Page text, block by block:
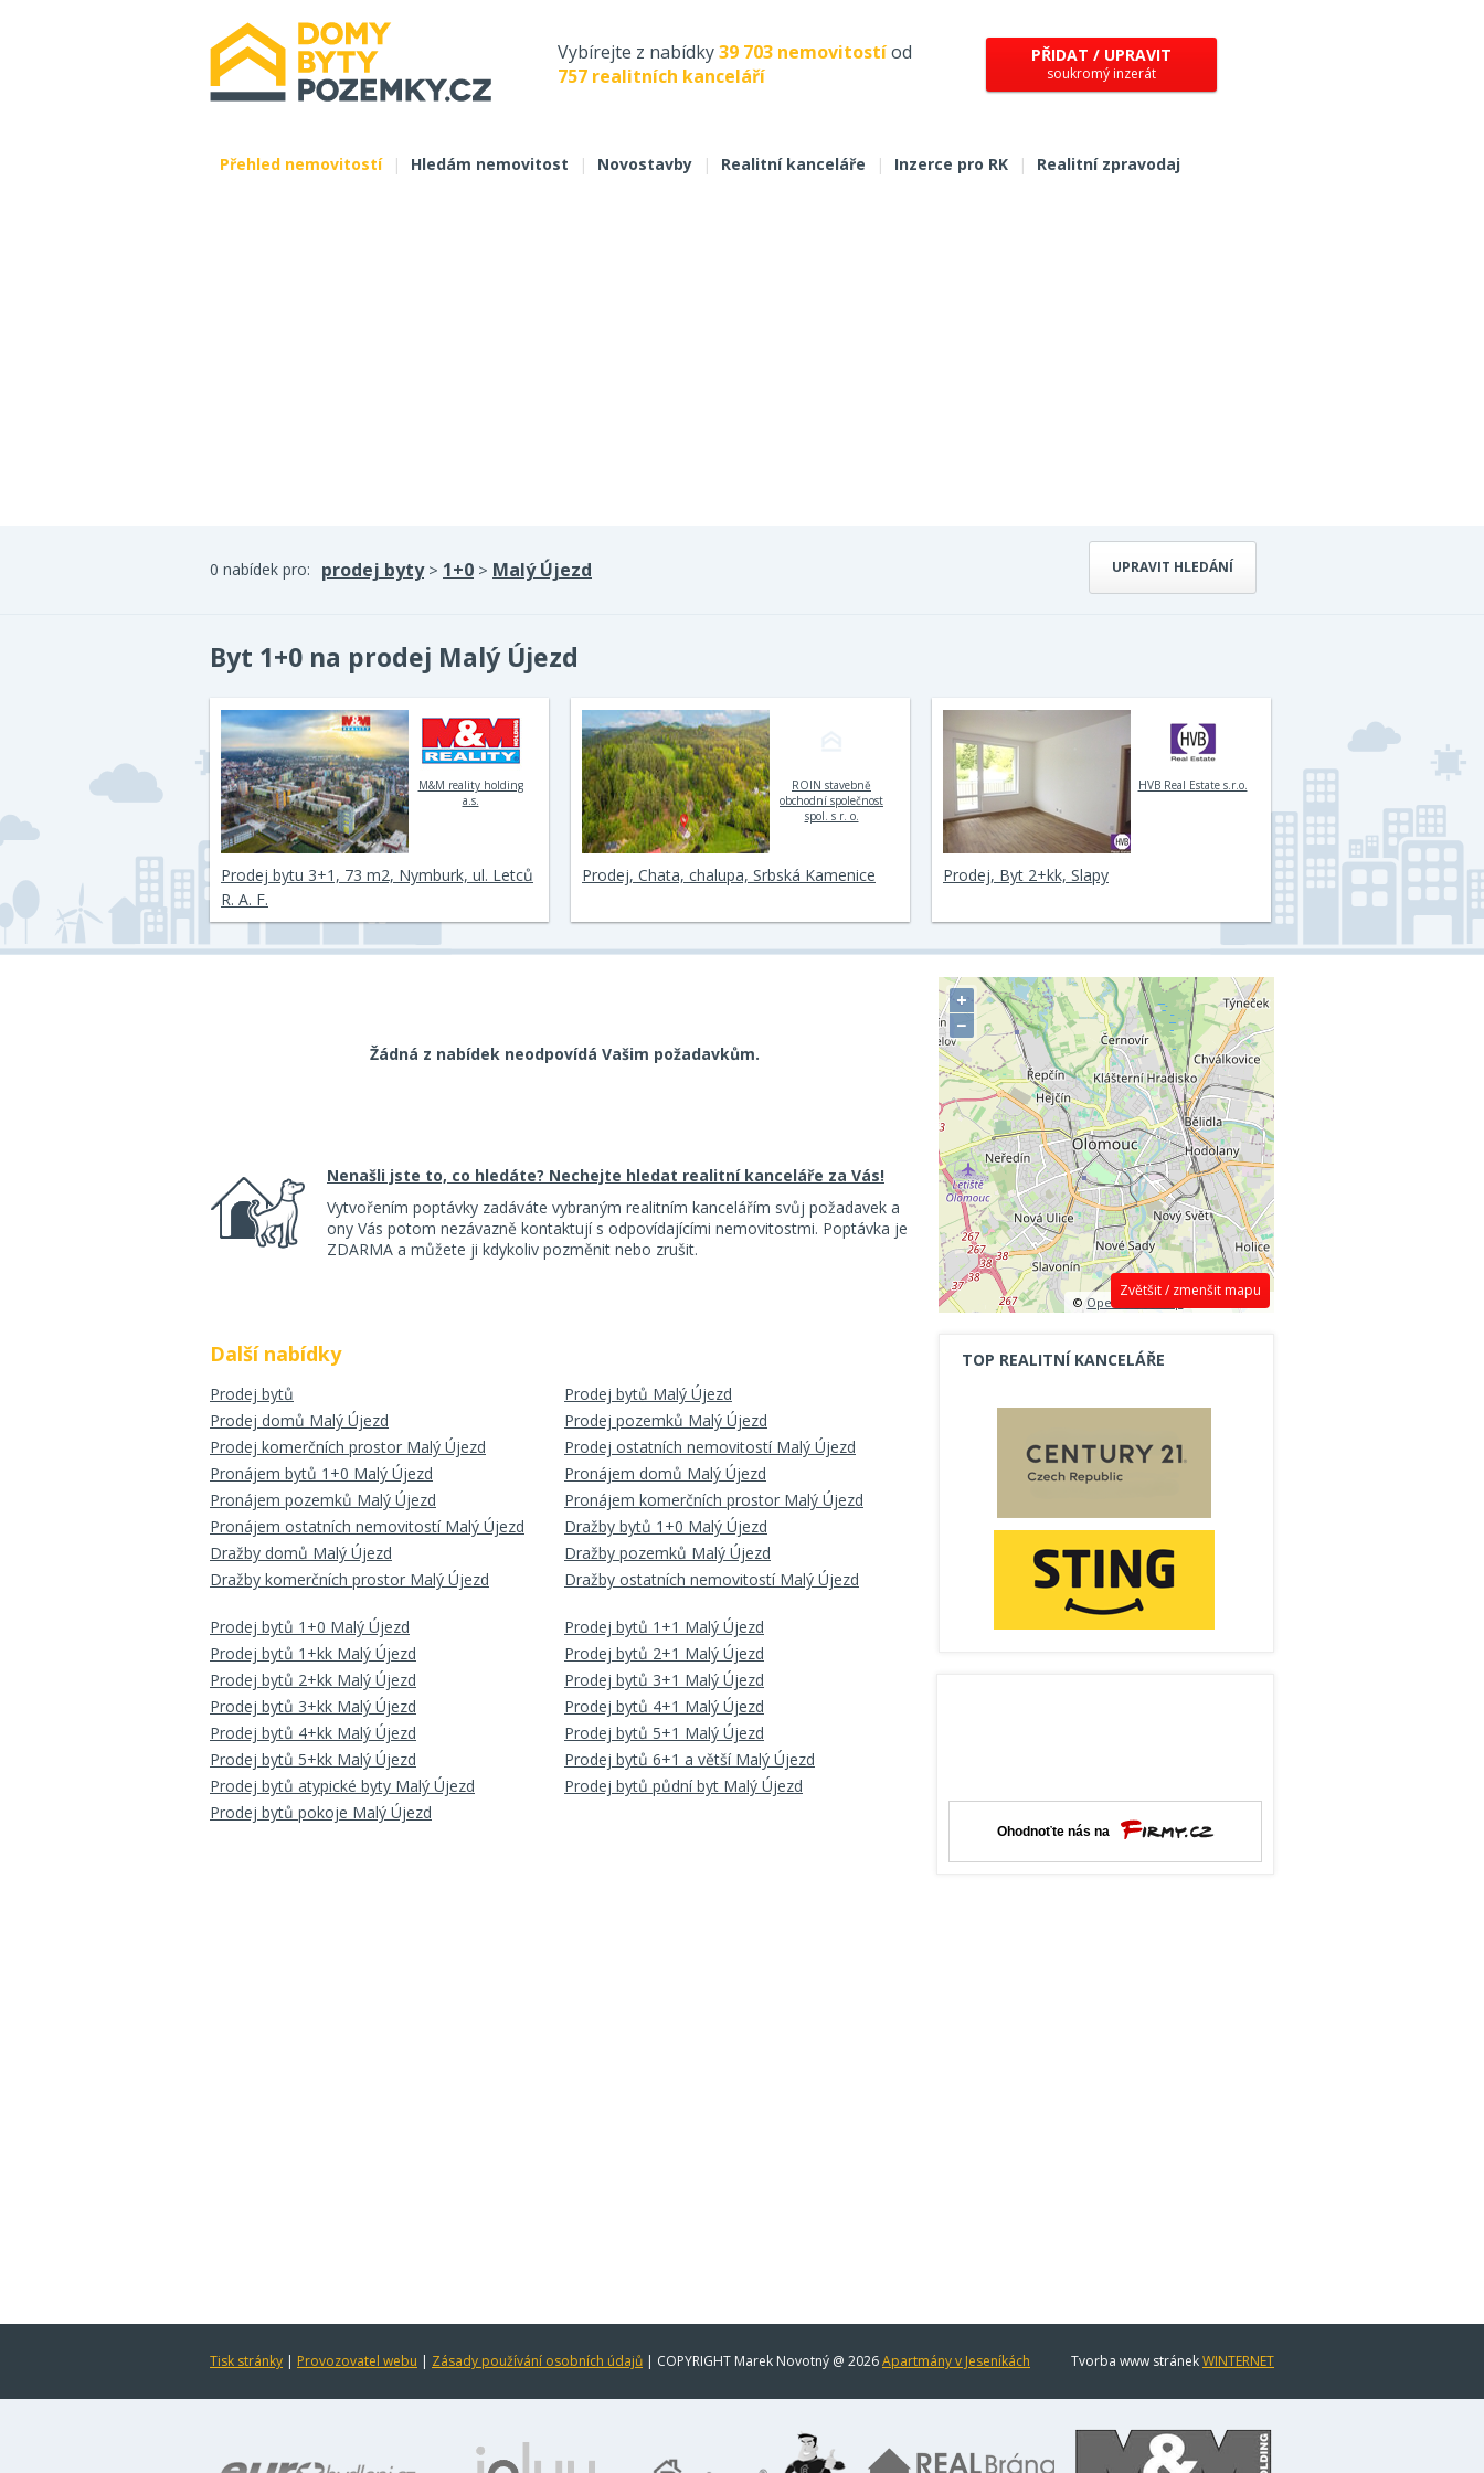
Vybírejte z nabídky39 703 nemovitostíod
757 realitních kanceláří
PŘIDAT / UPRAVIT
soukromý inzerát
Přehled nemovitostí | Hledám nemovitost | Novostavby | Realitní kanceláře | Inzerce pro RK | Realitní zpravodaj
UPRAVIT HLEDÁNÍ
0 nabídek pro: prodej byty> 1+0 > Malý Újezd
Byt 1+0 na prodej Malý Újezd
M&M reality holding
a.s.
Prodej bytu 3+1, 73 m2, Nymburk, ul. Letců
R. A. F.
ROIN stavebně
obchodní společnost
spol. s r. o.
Prodej, Chata, chalupa, Srbská Kamenice
HVB Real Estate s.r.o.
Prodej, Byt 2+kk, Slapy
Žádná z nabídek neodpovídá Vašim požadavkům.
Nenašli jste to, co hledáte? Nechejte hledat realitní kanceláře za Vás!
Vytvořením poptávky zadáváte vybraným realitním kancelářím svůj požadavek a
ony Vás potom nezávazně kontaktují s odpovídajícími nemovitostmi. Poptávka je
ZDARMA a můžete ji kdykoliv pozměnit nebo zrušit.
Další nabídky
Prodej bytů
Prodej bytů Malý Újezd
Prodej domů Malý Újezd
Prodej pozemků Malý Újezd
Prodej komerčních prostor Malý Újezd
Prodej ostatních nemovitostí Malý Újezd
Pronájem bytů 1+0 Malý Újezd
Pronájem domů Malý Újezd
Pronájem pozemků Malý Újezd
Pronájem komerčních prostor Malý Újezd
Pronájem ostatních nemovitostí Malý Újezd
Dražby bytů 1+0 Malý Újezd
Dražby domů Malý Újezd
Dražby pozemků Malý Újezd
Dražby komerčních prostor Malý Újezd
Dražby ostatních nemovitostí Malý Újezd
Prodej bytů 1+0 Malý Újezd
Prodej bytů 1+1 Malý Újezd
Prodej bytů 1+kk Malý Újezd
Prodej bytů 2+1 Malý Újezd
Prodej bytů 2+kk Malý Újezd
Prodej bytů 3+1 Malý Újezd
Prodej bytů 3+kk Malý Újezd
Prodej bytů 4+1 Malý Újezd
Prodej bytů 4+kk Malý Újezd
Prodej bytů 5+1 Malý Újezd
Prodej bytů 5+kk Malý Újezd
Prodej bytů 6+1 a větší Malý Újezd
Prodej bytů atypické byty Malý Újezd
Prodej bytů půdní byt Malý Újezd
Prodej bytů pokoje Malý Újezd
Zvětšit / zmenšit mapu
+
−
©OpenStreetMap contributors.
TOP REALITNÍ KANCELÁŘE
Tisk stránky | Provozovatel webu | Zásady používání osobních údajů | COPYRIGHT Marek Novotný @ 2026Apartmány v Jeseníkách Tvorba www stránekWINTERNET